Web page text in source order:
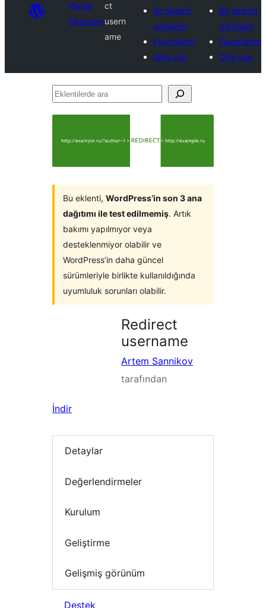
Plugin
Directory
ct
usern
ame
Bir eklenti
gönderin
Favorilerim
Giriş yap
Bir eklenti
gönderin
Favorilerim
Giriş yap
Eklentilerde
Bu eklenti, WordPress’in son 3 ana
dağıtımı ile test edilmemiş. Artık
bakımı yapılmıyor veya
desteklenmiyor olabilir ve
WordPress’in daha güncel
sürümleriyle birlikte kullanıldığında
uyumluluk sorunları olabilir.
Redirect
username
Artem Sannikov
tarafından
İndir
Detaylar
Değerlendirmeler
Kurulum
Geliştirme
Gelişmiş görünüm
Destek